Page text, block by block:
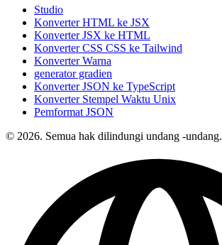
Studio
Konverter HTML ke JSX
Konverter JSX ke HTML
Konverter CSS CSS ke Tailwind
Konverter Warna
generator gradien
Konverter JSON ke TypeScript
Konverter Stempel Waktu Unix
Pemformat JSON
© 2026. Semua hak dilindungi undang -undang.